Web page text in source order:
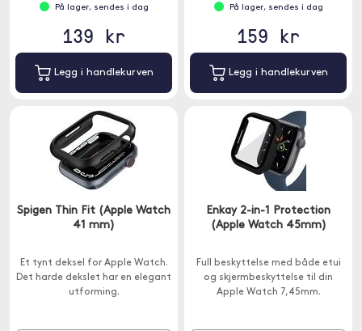
På lager, sendes i dag
139 kr
Legg i handlekurven
På lager, sendes i dag
159 kr
Legg i handlekurven
Spigen Thin Fit (Apple Watch
41 mm)
Et tynt deksel for Apple Watch.
Det harde dekslet har en elegant
utforming.
Enkay 2-in-1 Protection
(Apple Watch 45mm)
Full beskyttelse med både etui
og skjermbeskyttelse til din
Apple Watch 7,45mm.